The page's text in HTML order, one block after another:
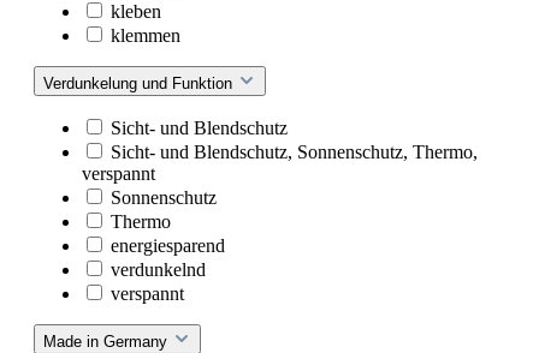
kleben
klemmen
Verdunkelung und Funktion
Sicht- und Blendschutz
Sicht- und Blendschutz, Sonnenschutz, Thermo,
verspannt
Sonnenschutz
Thermo
energiesparend
verdunkelnd
verspannt
Made in Germany